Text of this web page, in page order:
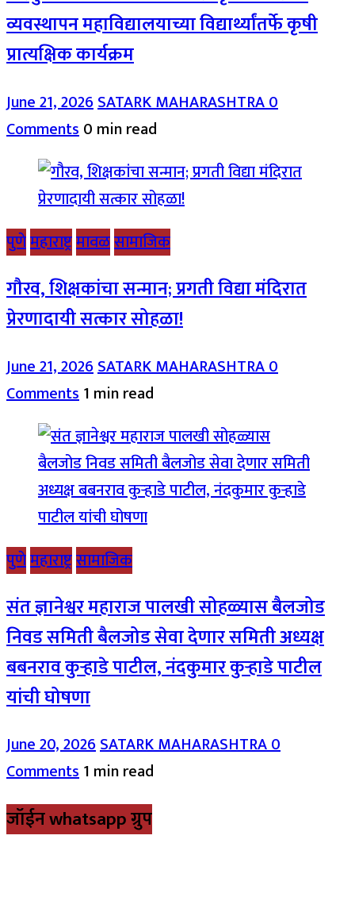
व्यवस्थापन महाविद्यालयाच्या विद्यार्थ्यांतर्फे कृषी
प्रात्यक्षिक कार्यक्रम
June 21, 2026SATARK MAHARASHTRA0
Comments0 min read
पुणेमहाराष्ट्रमावळसामाजिक
गौरव, शिक्षकांचा सन्मान; प्रगती विद्या मंदिरात
प्रेरणादायी सत्कार सोहळा!
June 21, 2026SATARK MAHARASHTRA0
Comments1 min read
पुणेमहाराष्ट्रसामाजिक
संत ज्ञानेश्वर महाराज पालखी सोहळ्यास बैलजोड
निवड समिती बैलजोड सेवा देणार समिती अध्यक्ष
बबनराव कुऱ्हाडे पाटील, नंदकुमार कुऱ्हाडे पाटील
यांची घोषणा
June 20, 2026SATARK MAHARASHTRA0
Comments1 min read
जॉईन whatsapp ग्रुप